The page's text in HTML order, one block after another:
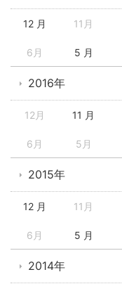
12 月 11月
6月 5 月
2016年
12月 11 月
6月 5月
2015年
12 月 11月
6月 5 月
2014年